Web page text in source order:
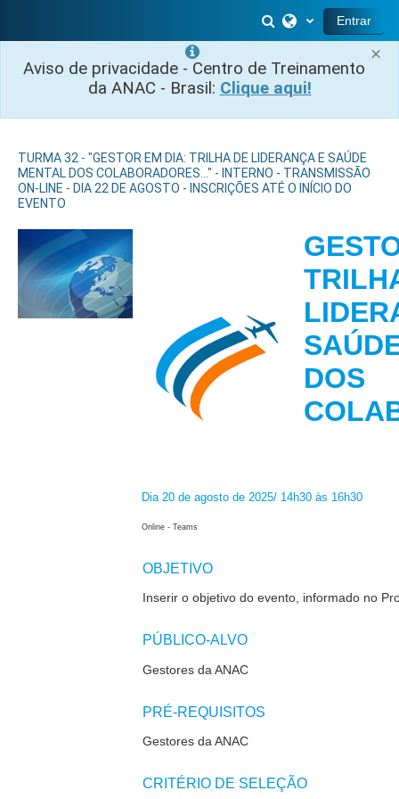
×
Aviso de privacidade - Centro de Treinamento
da ANAC - Brasil: Clique aqui!
Alternar entrada
Entrar
TURMA 32 - "GESTOR EM DIA: TRILHA DE LIDERANÇA E SAÚDE
MENTAL DOS COLABORADORES..." - INTERNO - TRANSMISSÃO
ON-LINE - DIA 22 DE AGOSTO - INSCRIÇÕES ATÉ O INÍCIO DO
EVENTO
DOS
Dia 20 de agosto de 2025/ 14h30 às 16h30
Online - Teams
OBJETIVO
Inserir o objetivo do evento, informado no
PÚBLICO-ALVO
Gestores da ANAC
PRÉ-REQUISITOS
Gestores da ANAC
CRITÉRIO DE SELEÇÃO